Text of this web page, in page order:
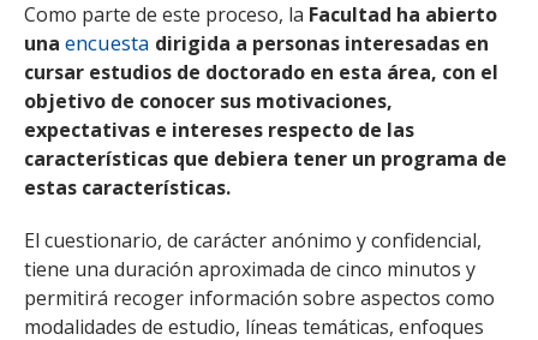
Como parte de este proceso, la Facultad ha abierto
una encuesta dirigida a personas interesadas en
cursar estudios de doctorado en esta área, con el
objetivo de conocer sus motivaciones,
expectativas e intereses respecto de las
características que debiera tener un programa de
estas características.
El cuestionario, de carácter anónimo y confidencial,
tiene una duración aproximada de cinco minutos y
permitirá recoger información sobre aspectos como
modalidades de estudio, líneas temáticas, enfoques